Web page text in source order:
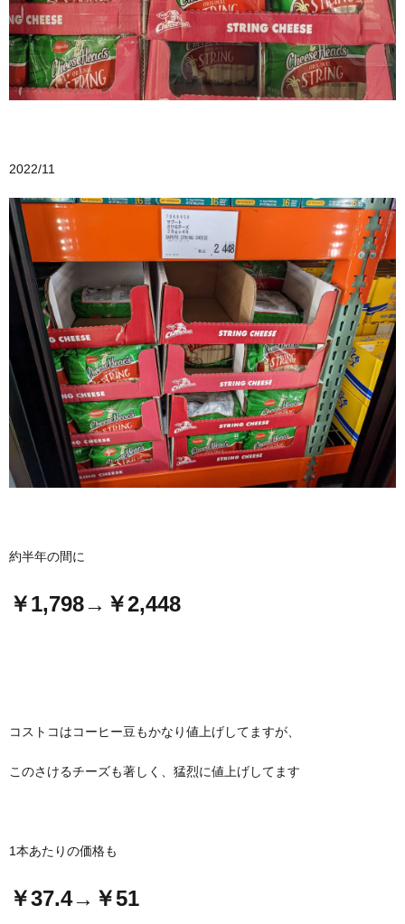
2022/11
約半年の間に
￥1,798→￥2,448
コストコはコーヒー豆もかなり値上げしてますが、
このさけるチーズも著しく、猛烈に値上げしてます
1本あたりの価格も
￥37.4→￥51